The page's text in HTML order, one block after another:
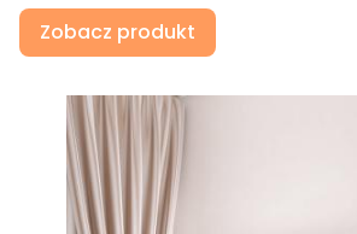
Zobacz produkt